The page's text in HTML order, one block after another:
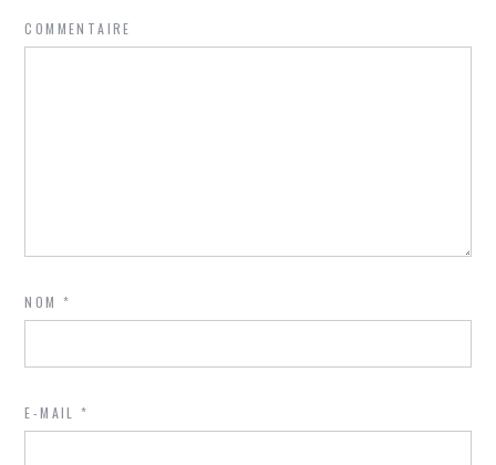
COMMENTAIRE
NOM*
E-MAIL*